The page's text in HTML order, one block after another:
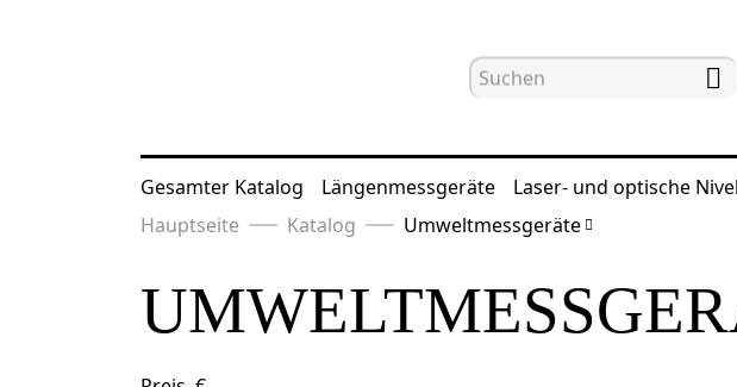
Gesamter Katalog Längenmessgeräte Laser- und optische
Hauptseite
Katalog Umweltmessgeräte